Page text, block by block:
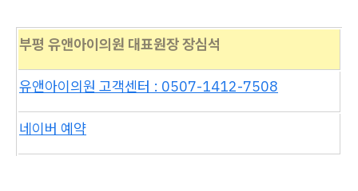
부평 유앤아이의원 대표원장 장심석
유앤아이의원 고객센터 : 0507-1412-7508
네이버 예약